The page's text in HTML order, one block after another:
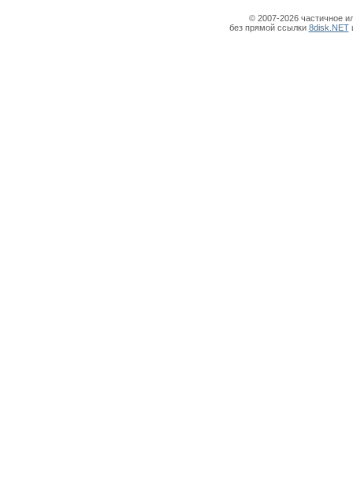
© 2007-2026 частичное
без прямой ссылки 8disk.NET